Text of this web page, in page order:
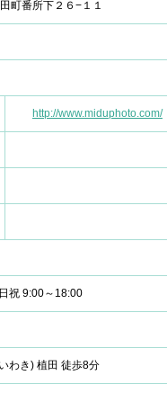
町番所下２６−１１
http://www.miduphoto.com/
祝 9:00～18:00
わき) 植田 徒歩8分